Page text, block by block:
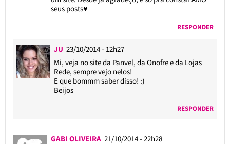
seus posts♥
RESPONDER
JU 23/10/2014 - 12h27
Mi, veja no site da Panvel, da Onofre e da Lojas
Rede, sempre vejo nelos!
E que bommm saber disso! :)
Beijos
RESPONDER
GABI OLIVEIRA 21/10/2014 - 22h28